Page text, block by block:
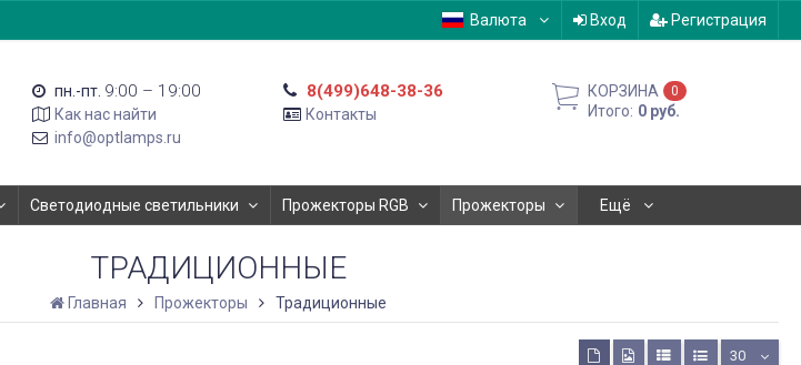
Валюта Вход Регистрация
пн.-пт. 9:00 – 19:00
Как нас найти
info@optlamps.ru
8(499)648-38-36
Контакты
КОРЗИНА 0
Итого: 0 руб.
Светодиодные светильники Прожекторы RGB Прожекторы Ещё
ТРАДИЦИОННЫЕ
Главная Прожекторы Традиционные
30